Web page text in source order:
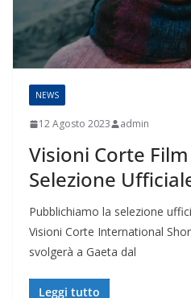
NEWS
12 Agosto 2023 admin
Visioni Corte
Selezione
Pubblichiamo la selezione
Visioni Corte International
svolgerà a Gaeta dal
Leggi tutto